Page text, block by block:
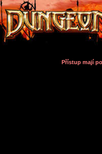
Přístup mají